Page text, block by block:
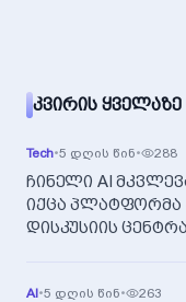
ᲙᲕᲘᲠᲘᲡ ᲧᲕᲔᲚᲐᲖᲔ
Tech•5 დღის წინ• 288
ჩინელი AI
იქცა
დისკუსიის
AI•5 დღის წინ• 263